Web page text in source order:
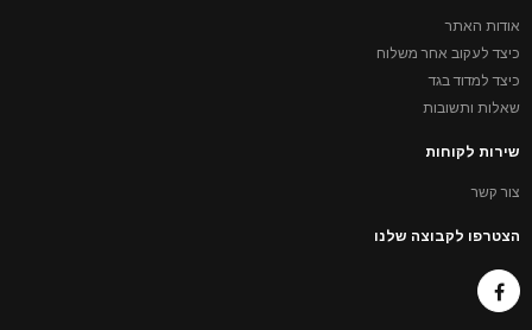
אודות האתר
כיצד לעקוב אחר משלוח
כיצד למדוד בגד
שאלות ותשובות
שירות לקוחות
צור קשר
הצטרפו לקבוצה שלנו